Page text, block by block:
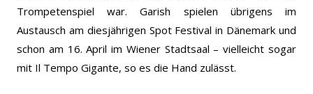
Trompetenspiel war. Garish spielen übrigens im
Austausch am diesjährigen Spot Festival in Dänemark und
schon am 16. April im Wiener Stadtsaal – vielleicht sogar
mit Il Tempo Gigante, so es die Hand zulässt.